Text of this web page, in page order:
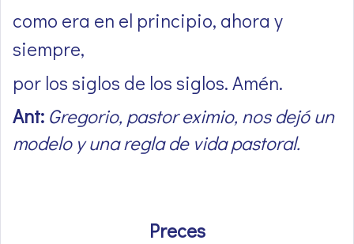
como era en el principio, ahora y
siempre,
por los siglos de los siglos. Amén.
Ant: Gregorio, pastor eximio, nos dejó un
modelo y una regla de vida pastoral.
Preces